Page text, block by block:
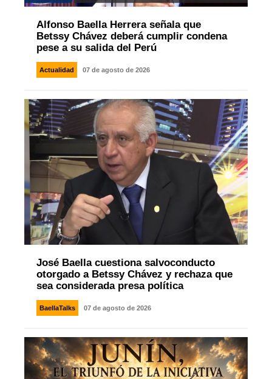
Alfonso Baella Herrera señala que
Betssy Chávez deberá cumplir condena
pese a su salida del Perú
Actualidad 07 de agosto de 2026
José Baella cuestiona salvoconducto
otorgado a Betssy Chávez y rechaza que
sea considerada presa política
BaellaTalks 07 de agosto de 2026